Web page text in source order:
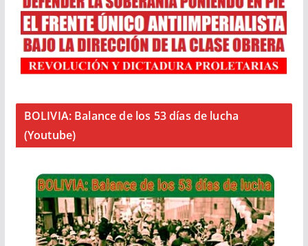
BOLIVIA: Balance de los 53 días de lucha
(Youtube)